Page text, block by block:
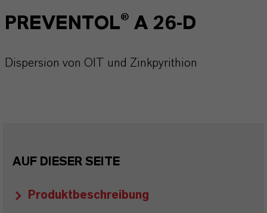
PREVENTOL® A 26-D
Dispersion von OIT und Zinkpyrithion
AUF DIESER SEITE
Produktbeschreibung